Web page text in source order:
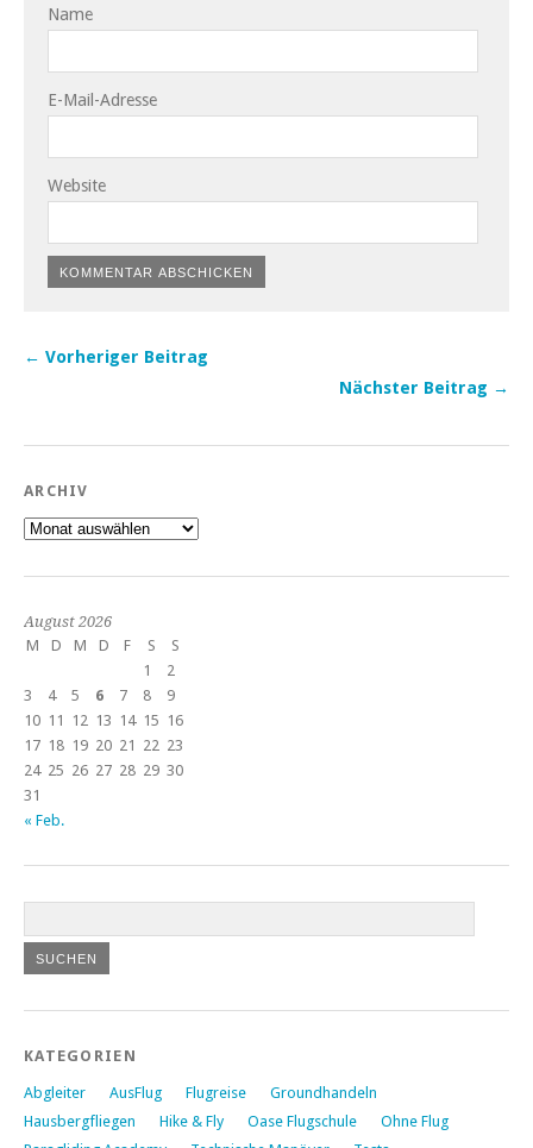
Name
E-Mail-Adresse
Website
← Vorheriger Beitrag
Nächster Beitrag →
ARCHIV
Archiv
August 2026
M
D M D F S
S
1
2
3
4 5 6 7 8
9
10 11 12 13 14 15 16
17 18 19 20 21 22 23
24 25 26 27 28 29 30
31
« Feb.
KATEGORIEN
Abgleiter AusFlug Flugreise
Groundhandeln
Hausbergfliegen
Hike & Fly Oase Flugschule
Ohne Flug